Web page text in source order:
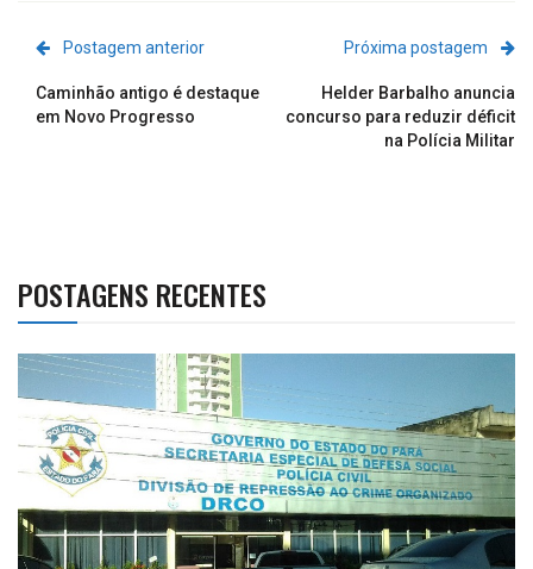
Postagem anterior
Caminhão antigo é destaque
em Novo Progresso
Próxima postagem
Helder Barbalho anuncia
concurso para reduzir déficit
na Polícia Militar
POSTAGENS RECENTES